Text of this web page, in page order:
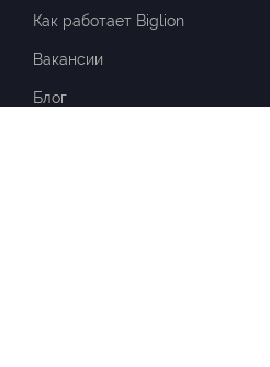
Как работает Biglion
Вакансии
Блог